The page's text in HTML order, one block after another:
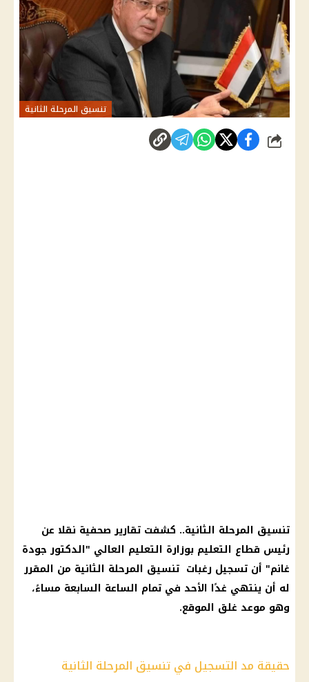
تنسيق المرحلة الثانية
شارك
تنسيق المرحلة الثانية.. كشفت تقارير صحفية نقلا عن
رئيس قطاع التعليم بوزارة التعليم العالي "الدكتور جودة
غانم" أن تسجيل رغبات تنسيق المرحلة الثانية من المقرر
له أن ينتهي غدًا الأحد في تمام الساعة السابعة مساءً،
وهو موعد غلق الموقع.
حقيقة مد التسجيل في تنسيق المرحلة الثانية